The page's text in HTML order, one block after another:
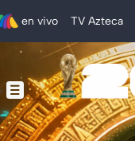
en vivo TV Azteca